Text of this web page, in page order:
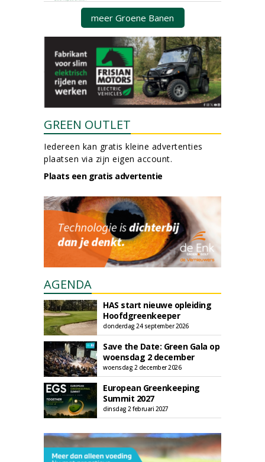
meer Groene Banen
GREEN OUTLET
Iedereen kan gratis kleine advertenties
plaatsen via zijn eigen account.
Plaats een gratis advertentie
AGENDA
HAS start nieuwe opleiding
Hoofdgreenkeeper
donderdag 24 september 2026
Save the Date: Green Gala op
woensdag 2 december
woensdag 2 december 2026
European Greenkeeping
Summit 2027
dinsdag 2 februari 2027